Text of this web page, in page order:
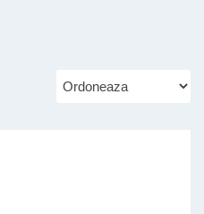
Ordoneaza